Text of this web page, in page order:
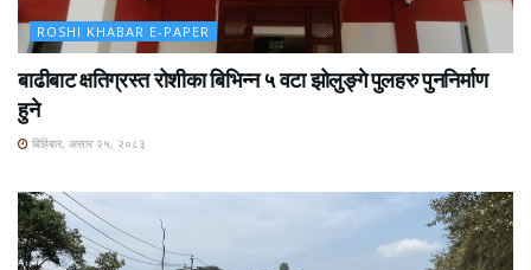
ROSHI KHABAR E-PAPER
बाढीबाट क्षतिग्रस्त रोशीका बिभिन्न ५ वटा झोलुङ्गे पुलहरु पुननिर्माण
हुने
बिहिबार, असार २५, २०८३